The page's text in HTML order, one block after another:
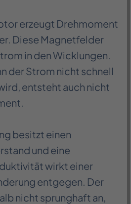
erzeugt Drehmoment
Diese Magnetfelder
in den Wicklungen.
der Strom nicht schnell
entsteht auch nicht
besitzt einen
und eine
wirkt einer
entgegen. Der
nicht sprunghaft an,